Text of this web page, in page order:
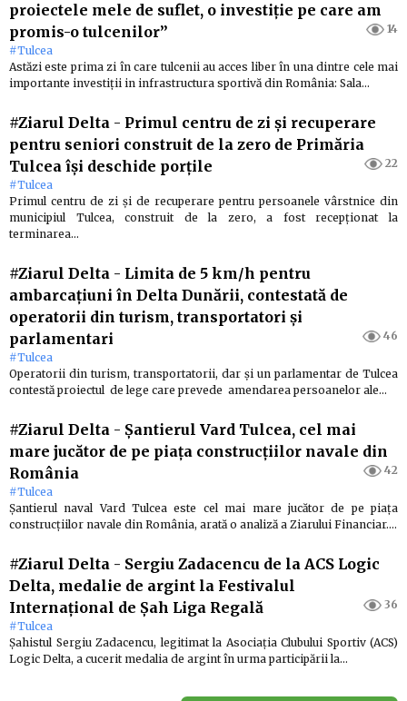
proiectele mele de suflet, o investiţie pe care am
promis-o tulcenilor”
14
#Tulcea
Astăzi este prima zi în care tulcenii au acces liber în una dintre cele mai
importante investiţii in infrastructura sportivă din România: Sala…
#Ziarul Delta - Primul centru de zi şi recuperare
pentru seniori construit de la zero de Primăria
Tulcea îşi deschide porţile
22
#Tulcea
Primul centru de zi şi de recuperare pentru persoanele vârstnice din
municipiul Tulcea, construit de la zero, a fost recepţionat la
terminarea…
#Ziarul Delta - Limita de 5 km/h pentru
ambarcaţiuni în Delta Dunării, contestată de
operatorii din turism, transportatori şi
parlamentari
46
#Tulcea
Operatorii din turism, transportatorii, dar şi un parlamentar de Tulcea
contestă proiectul de lege care prevede amendarea persoanelor ale…
#Ziarul Delta - Şantierul Vard Tulcea, cel mai
mare jucător de pe piaţa construcţiilor navale din
România
42
#Tulcea
Şantierul naval Vard Tulcea este cel mai mare jucător de pe piaţa
construcţiilor navale din România, arată o analiză a Ziarului Financiar.…
#Ziarul Delta - Sergiu Zadacencu de la ACS Logic
Delta, medalie de argint la Festivalul
Internaţional de Şah Liga Regală
36
#Tulcea
Şahistul Sergiu Zadacencu, legitimat la Asociaţia Clubului Sportiv (ACS)
Logic Delta, a cucerit medalia de argint în urma participării la…